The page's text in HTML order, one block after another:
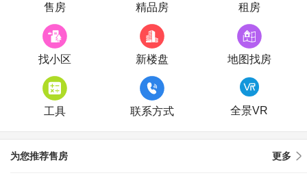
售房 精品房 租房
找小区 新楼盘 地图找房
工具 联系方式 全景VR
为您推荐售房 更多